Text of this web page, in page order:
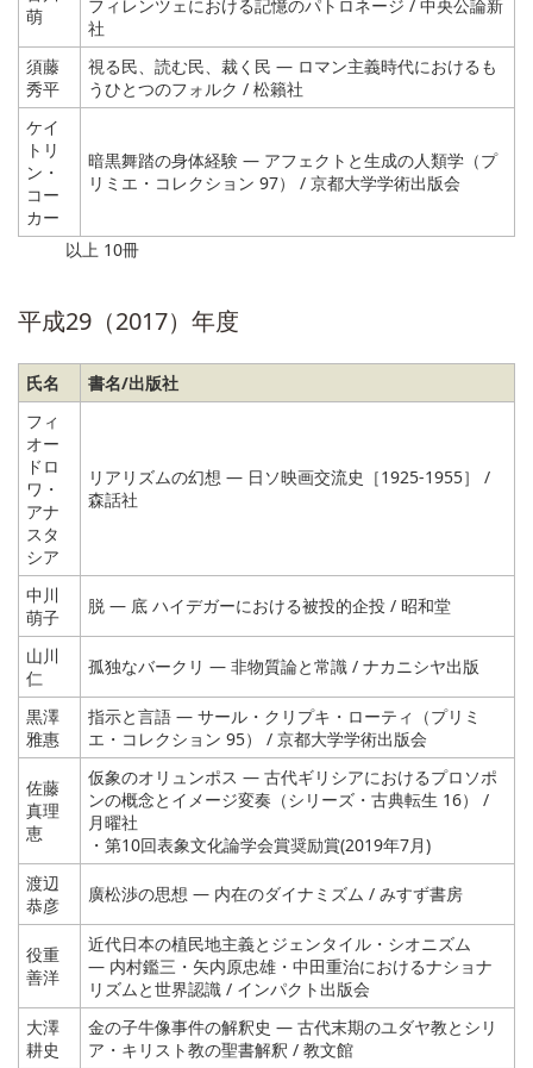
萌
フィレンツェにおける記憶のパトロネージ / 中央公論新
社
須藤
秀平
視る民、読む民、裁く民 ― ロマン主義時代におけるも
うひとつのフォルク / 松籟社
ケイ
トリ
ン・
コー
カー
暗黒舞踏の身体経験 ― アフェクトと生成の人類学（プ
リミエ・コレクション 97） / 京都大学学術出版会
以上 10冊
平成29（2017）年度
氏名
書名/出版社
フィ
オー
ドロ
ワ・
アナ
スタ
シア
リアリズムの幻想 ― 日ソ映画交流史［1925-1955］ /
森話社
中川
萌子
脱 ― 底 ハイデガーにおける被投的企投 / 昭和堂
山川
仁
孤独なバークリ ― 非物質論と常識 / ナカニシヤ出版
黒澤
雅惠
指示と言語 ― サール・クリプキ・ローティ（プリミ
エ・コレクション 95） / 京都大学学術出版会
佐藤
真理
恵
仮象のオリュンポス ― 古代ギリシアにおけるプロソポ
ンの概念とイメージ変奏（シリーズ・古典転生 16） /
月曜社
・第10回表象文化論学会賞奨励賞(2019年7月)
渡辺
恭彦
廣松渉の思想 ― 内在のダイナミズム / みすず書房
役重
善洋
近代日本の植民地主義とジェンタイル・シオニズム
― 内村鑑三・矢内原忠雄・中田重治におけるナショナ
リズムと世界認識 / インパクト出版会
大澤
耕史
金の子牛像事件の解釈史 ― 古代末期のユダヤ教とシリ
ア・キリスト教の聖書解釈 / 教文館